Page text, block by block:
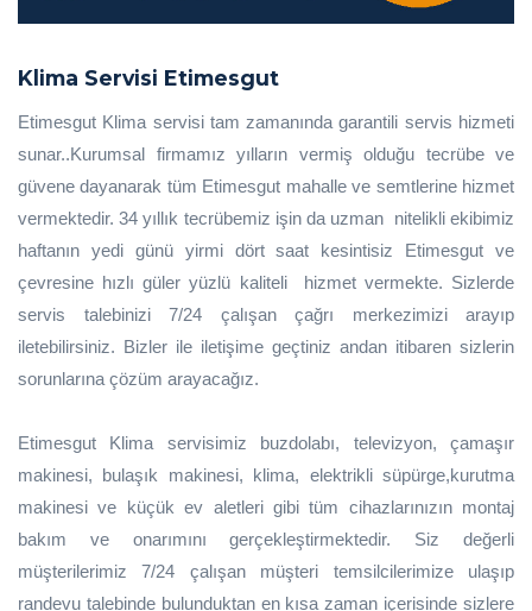
Klima Servisi Etimesgut
Etimesgut Klima servisi tam zamanında garantili servis hizmeti
sunar..Kurumsal firmamız yılların vermiş olduğu tecrübe ve
güvene dayanarak tüm Etimesgut mahalle ve semtlerine hizmet
vermektedir. 34 yıllık tecrübemiz işin da uzman nitelikli ekibimiz
haftanın yedi günü yirmi dört saat kesintisiz Etimesgut ve
çevresine hızlı güler yüzlü kaliteli hizmet vermekte. Sizlerde
servis talebinizi 7/24 çalışan çağrı merkezimizi arayıp
iletebilirsiniz. Bizler ile iletişime geçtiniz andan itibaren sizlerin
sorunlarına çözüm arayacağız.
Etimesgut Klima servisimiz buzdolabı, televizyon, çamaşır
makinesi, bulaşık makinesi, klima, elektrikli süpürge,kurutma
makinesi ve küçük ev aletleri gibi tüm cihazlarınızın montaj
bakım ve onarımını gerçekleştirmektedir. Siz değerli
müşterilerimiz 7/24 çalışan müşteri temsilcilerimize ulaşıp
randevu talebinde bulunduktan en kısa zaman içerisinde sizlere